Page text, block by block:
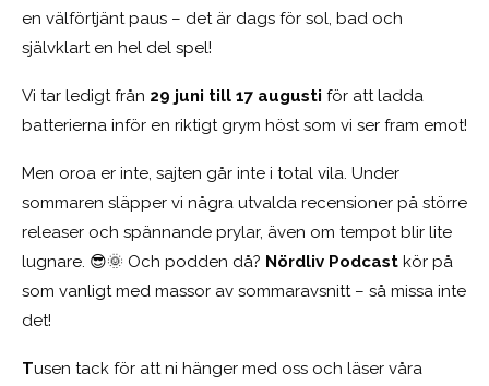
en välförtjänt paus – det är dags för sol, bad och
självklart en hel del spel!
Vi tar ledigt från 29 juni till 17 augusti för att ladda
batterierna inför en riktigt grym höst som vi ser fram emot!
Men oroa er inte, sajten går inte i total vila. Under
sommaren släpper vi några utvalda recensioner på större
releaser och spännande prylar, även om tempot blir lite
lugnare. 😎🌞 Och podden då? Nördliv Podcast kör på
som vanligt med massor av sommaravsnitt – så missa inte
det!
Tusen tack för att ni hänger med oss och läser våra